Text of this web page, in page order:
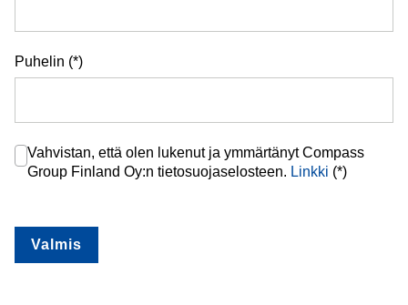
Puhelin
Vahvistan, että olen lukenut ja ymmärtänyt Compass
Group Finland Oy:n tietosuojaselosteen. Linkki (*)
Valmis